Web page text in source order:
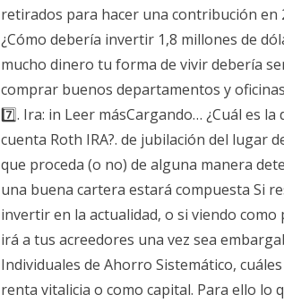
retirados para hacer una contribución en
¿Cómo debería invertir 1,8 millones de
mucho dinero tu forma de vivir debería
comprar buenos departamentos y
7️⃣. Ira: in Leer másCargando… ¿Cuál es
cuenta Roth IRA?. de jubilación del lugar
que proceda (o no) de alguna manera
una buena cartera estará compuesta Si
invertir en la actualidad, o si viendo
irá a tus acreedores una vez sea
Individuales de Ahorro Sistemático,
renta vitalicia o como capital. Para ello lo